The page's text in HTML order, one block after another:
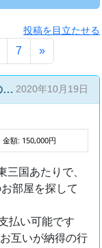
投稿を目立たせる
7 »
新大阪周辺でペット可能の2LDK以上のお部屋を探しています 2020年10月19日
金額: 150,000円
国あたりで、
部屋を探して
払い可能です
互いが納得の行